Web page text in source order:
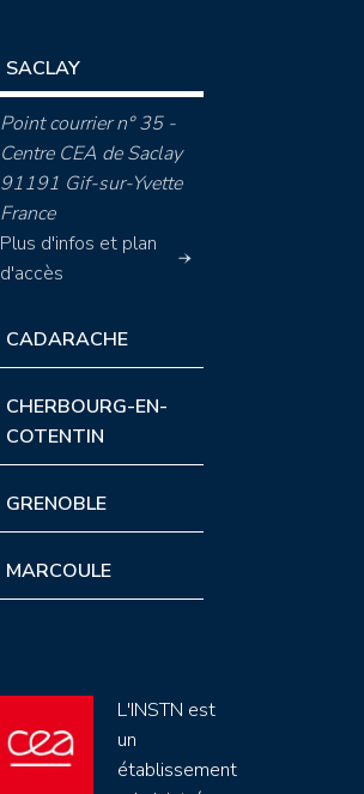
SACLAY
Point courrier n° 35 -
Centre CEA de Saclay
91191 Gif-sur-Yvette
France
Plus d'infos et plan
d'accès
CADARACHE
CHERBOURG-EN-
COTENTIN
GRENOBLE
MARCOULE
L'INSTN est
un
établissement